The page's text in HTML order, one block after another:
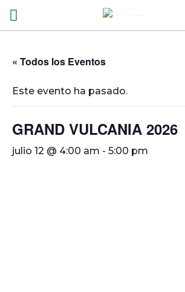
« Todos los Eventos
Este evento ha pasado.
GRAND VULCANIA 2026
julio 12 @ 4:00 am - 5:00 pm